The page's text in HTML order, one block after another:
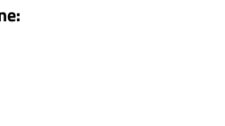
ZIP — 959KB: